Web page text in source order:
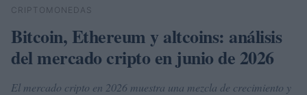
Buscar
CRIPTOMONEDAS
Bitcoin, Ethereum y altcoins: análisis
del mercado cripto en junio de 2026
El mercado cripto en 2026 muestra una mezcla de crecimiento y